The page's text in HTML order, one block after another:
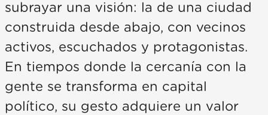
subrayar una visión: la de una ciudad
construida desde abajo, con vecinos
activos, escuchados y protagonistas.
En tiempos donde la cercanía con la
gente se transforma en capital
político, su gesto adquiere un valor